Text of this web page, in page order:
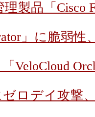
製品「Cisco
」に脆弱
VeloCloud
ゼロデイ攻撃